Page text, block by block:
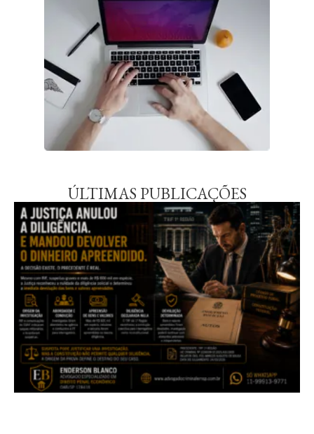
ÚLTIMAS PUBLICAÇÕES